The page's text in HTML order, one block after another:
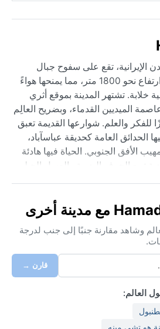
الإيرانية، تقع على سفوح جبال
زاغروس الغربية على ارتفاع نحو 1800 متر، مما يمنحها هواءً
خلابة. تشتهر المدينة بموقع أثري
الميديين القدماء، وبضريح العالِم
للفكر والعلم. شوارعها القديمة تعبق
الحدائق العامة كحديقة عباسآباد،
الأفق الجنوبي. الحياة فيها هادئة
تبيع الحرف اليدوية والعسل الجبلي
مناخ همدان وفق تصنيف كوبن هو BSk، أي شبه جاف بارد،
تتراوح درجات الحرارة فيه بين
نهارًا، لكن الليالي لطيفة بفضل الارتفاع.
تنخفض الحرارة إلى ما دون الصفر
وتغطي المدينة لأيام. معدل
الأمطار السنوي منخفض (حوالى 300 ملم)، يتركز معظمه
ينبغي اصطحاب ملابس شتوية
الشتاء، وملابس قطنية خفيفة مع
أحذية مقاومة للثلوج ضرورية بين
وشاهد مقارنة جنبًا إلى جنب لدرجة
قارن →
العالم: